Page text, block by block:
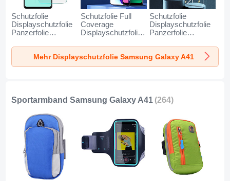
Schutzfolie
Displayschutzfolie
Panzerfolie
Glasfolie Skins
zum Aufkleben
Panzerglas für
Schutzfolie Full
Coverage
Displayschutzfolie
Gehärtetes Glas
Glasfolie Anti Blue
Ray Skins zum
A41 Schwarz
Schutzfolie
Displayschutzfolie
Panzerfolie
Glasfolie Skins
zum Aufkleben
Panzerglas T18 für
Mehr Displayschutzfolie Samsung Galaxy A41
Sportarmband Samsung Galaxy A41 (264)